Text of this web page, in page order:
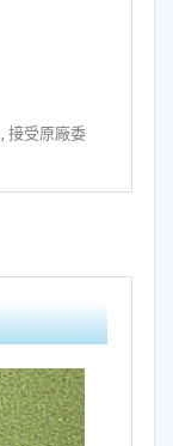
接受原廠委